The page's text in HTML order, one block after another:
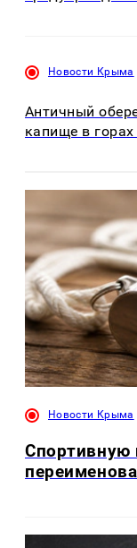
Новости Крыма
Античный
капище в
Новости Крыма
Спортивную